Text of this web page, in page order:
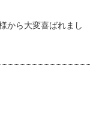
から大変喜ばれまし